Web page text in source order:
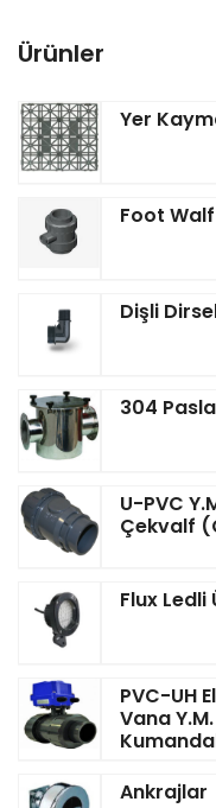
Ürünler
Yer
Foot
Dişli
304
U-PVC
Çekvalf
Flux Ledli
PVC-UH
Vana
Ankrajlar